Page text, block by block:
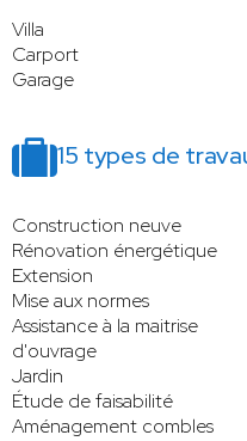
Villa
Carport
Garage
15 types de
Construction neuve
Rénovation énergétique
Extension
Mise aux normes
Assistance à la maitrise
d'ouvrage
Jardin
Étude de faisabilité
Aménagement combles